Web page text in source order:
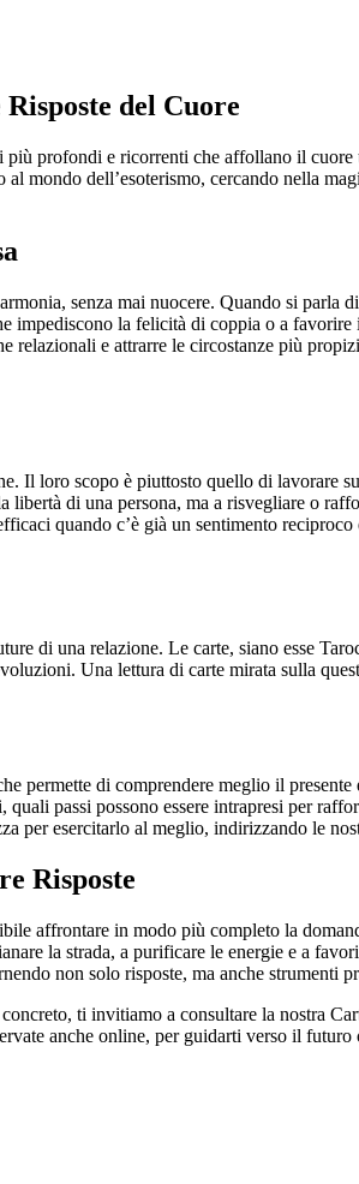
del Cuore
profondi e ricorrenti che affollano il
dell’esoterismo, cercando nella
senza mai nuocere. Quando si parla
la felicità di coppia o a
relazionali e attrarre le circostanze più
Il loro scopo è piuttosto quello di lavorare
di una persona, ma a risvegliare o
quando c’è già un sentimento
di una relazione. Le carte, siano esse
Una lettura di carte mirata sulla
permette di comprendere meglio il
passi possono essere intrapresi per
esercitarlo al meglio, indirizzando le
Risposte
affrontare in modo più completo la
la strada, a purificare le energie e a
non solo risposte, ma anche strumenti
ti invitiamo a consultare la nostra
anche online, per guidarti verso il futuro